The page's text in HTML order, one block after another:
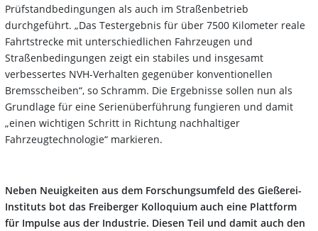
Prüfstandbedingungen als auch im Straßenbetrieb
durchgeführt. „Das Testergebnis für über 7500 Kilometer reale
Fahrtstrecke mit unterschiedlichen Fahrzeugen und
Straßenbedingungen zeigt ein stabiles und insgesamt
verbessertes NVH-Verhalten gegenüber konventionellen
Bremsscheiben“, so Schramm. Die Ergebnisse sollen nun als
Grundlage für eine Serienüberführung fungieren und damit
„einen wichtigen Schritt in Richtung nachhaltiger
Fahrzeugtechnologie“ markieren.
Neben Neuigkeiten aus dem Forschungsumfeld des Gießerei-
Instituts bot das Freiberger Kolloquium auch eine Plattform
für Impulse aus der Industrie. Diesen Teil und damit auch den